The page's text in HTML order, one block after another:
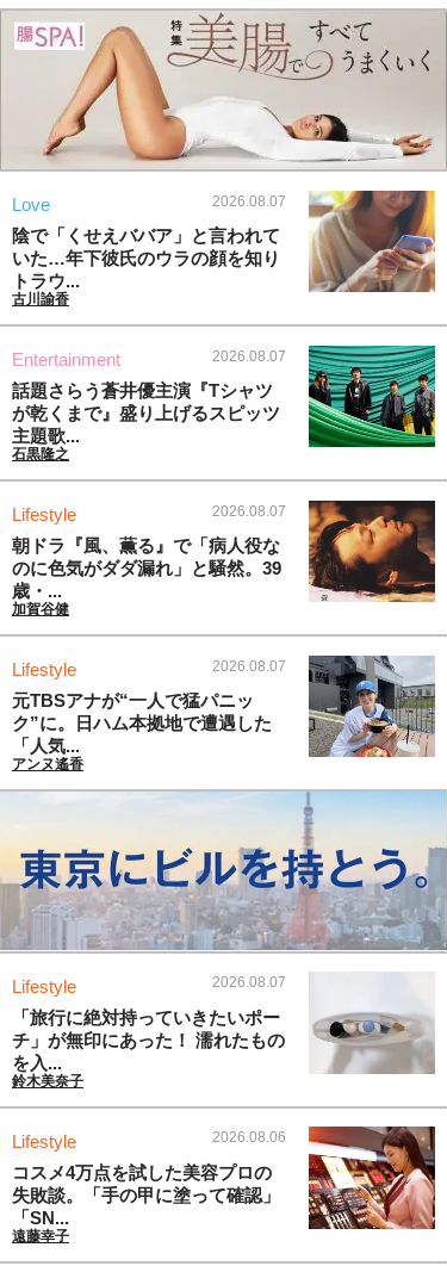
Love 2026.08.07
陰で「くせえババア」と言われて
いた…年下彼氏のウラの顔を知り
トラウ...
古川諭香
Entertainment 2026.08.07
話題さらう蒼井優主演『Tシャツ
が乾くまで』盛り上げるスピッツ
主題歌...
石黒隆之
Lifestyle 2026.08.07
朝ドラ『風、薫る』で「病人役な
のに色気がダダ漏れ」と騒然。39
歳・...
加賀谷健
Lifestyle 2026.08.07
元TBSアナが“一人で猛パニッ
ク”に。日ハム本拠地で遭遇した
「人気...
アンヌ遙香
Lifestyle 2026.08.07
「旅行に絶対持っていきたいポー
チ」が無印にあった！ 濡れたもの
を入...
鈴木美奈子
Lifestyle 2026.08.06
コスメ4万点を試した美容プロの
失敗談。「手の甲に塗って確認」
「SN...
遠藤幸子